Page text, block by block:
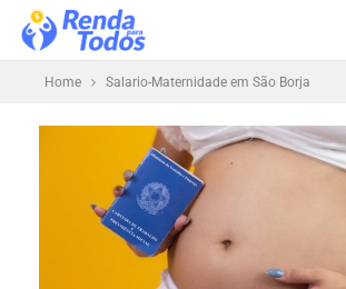
Home Salario-Maternidade em São Borja